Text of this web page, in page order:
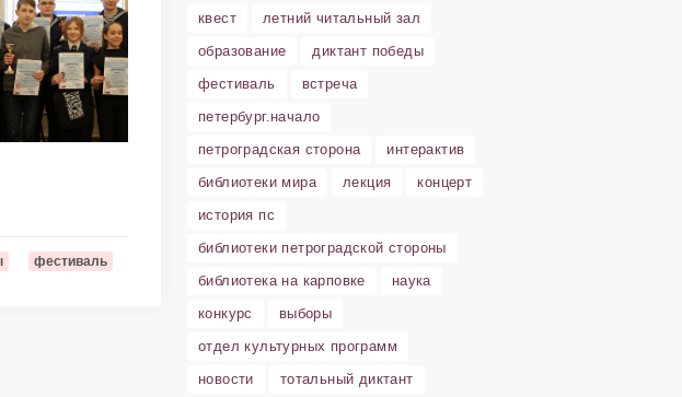
фестиваль
квест
летний читальный зал
образование
диктант победы
фестиваль
встреча
петербург.начало
петроградская сторона
интерактив
библиотеки мира
лекция
концерт
история пс
библиотеки петроградской стороны
библиотека на карповке
наука
конкурс
выборы
отдел культурных программ
новости
тотальный диктант